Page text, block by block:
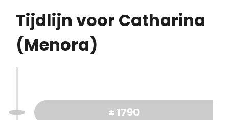
Tijdlijn voor Catharina
(Menora)
± 1790